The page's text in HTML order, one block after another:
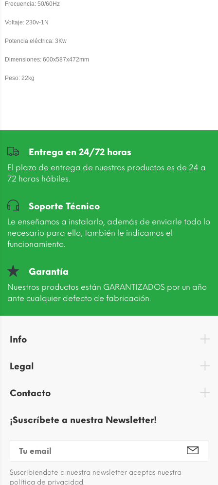
Frecuencia: 50/60Hz
Voltaje: 230v-1N
Potencia eléctrica: 3Kw
Dimensiones: 600x587x472mm
Peso: 22kg
Entrega en 24/72 horas
El plazo de entrega de nuestros productos es de 24 a
72 horas hábiles.
Soporte Técnico
Le enseñamos a instalarlo, además de enviarle todo lo
necesario para ello, también le indicamos el
funcionamiento.
Garantía
Nuestros productos están GARANTIZADOS por un año
ante cualquier defecto de fabricación.
Info
Legal
Contacto
¡Suscríbete a nuestra Newsletter!
Suscribiendote a nuestra newsletter aceptas nuestra
política de privacidad.